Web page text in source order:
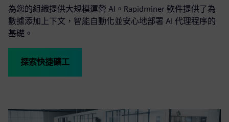
為您的組織提供大規模運營 AI。Rapidminer 軟件提供了為
數據添加上下文，智能自動化並安心地部署 AI 代理程序的
基礎。
探索快捷礦工